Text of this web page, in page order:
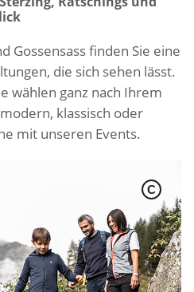
Gossensass finden Sie eine
die sich sehen lässt.
wählen ganz nach Ihrem
klassisch oder
mit unseren Events.
C